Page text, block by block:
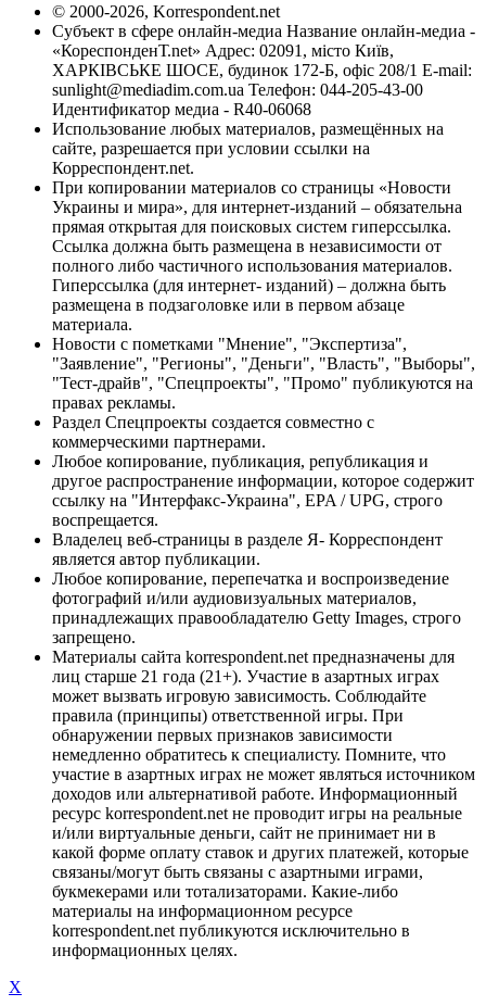
© 2000-2026, Korrespondent.net
Субъект в сфере онлайн-медиа Название онлайн-медиа -
«КореспонденТ.net» Адрес: 02091, місто Київ,
ХАРКІВСЬКЕ ШОСЕ, будинок 172-Б, офіс 208/1 E-mail:
sunlight@mediadim.com.ua Телефон: 044-205-43-00
Идентификатор медиа - R40-06068
Использование любых материалов, размещённых на
сайте, разрешается при условии ссылки на
Корреспондент.net.
При копировании материалов со страницы «Новости
Украины и мира», для интернет-изданий – обязательна
прямая открытая для поисковых систем гиперссылка.
Ссылка должна быть размещена в независимости от
полного либо частичного использования материалов.
Гиперссылка (для интернет- изданий) – должна быть
размещена в подзаголовке или в первом абзаце
материала.
Новости с пометками "Мнение", "Экспертиза",
"Заявление", "Регионы", "Деньги", "Власть", "Выборы",
"Тест-драйв", "Спецпроекты", "Промо" публикуются на
правах рекламы.
Раздел Спецпроекты создается совместно с
коммерческими партнерами.
Любое копирование, публикация, републикация и
другое распространение информации, которое содержит
ссылку на "Интерфакс-Украина", EPA / UPG, строго
воспрещается.
Владелец веб-страницы в разделе Я- Корреспондент
является автор публикации.
Любое копирование, перепечатка и воспроизведение
фотографий и/или аудиовизуальных материалов,
принадлежащих правообладателю Getty Images, строго
запрещено.
Материалы сайта korrespondent.net предназначены для
лиц старше 21 года (21+). Участие в азартных играх
может вызвать игровую зависимость. Соблюдайте
правила (принципы) ответственной игры. При
обнаружении первых признаков зависимости
немедленно обратитесь к специалисту. Помните, что
участие в азартных играх не может являться источником
доходов или альтернативой работе. Информационный
ресурс korrespondent.net не проводит игры на реальные
и/или виртуальные деньги, сайт не принимает ни в
какой форме оплату ставок и других платежей, которые
связаны/могут быть связаны с азартными играми,
букмекерами или тотализаторами. Какие-либо
материалы на информационном ресурсе
korrespondent.net публикуются исключительно в
информационных целях.
X